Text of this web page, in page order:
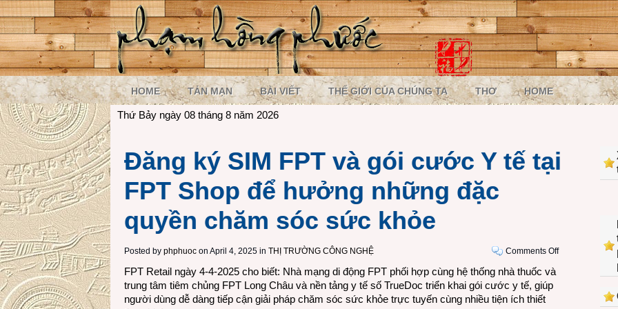
HOME TẢN MẠN BÀI VIẾT THẾ GIỚI CỦA CHÚNG TA THƠ HOME
Thứ Bảy ngày 08 tháng 8 năm 2026
Đăng ký SIM FPT và gói cước Y tế tại
FPT Shop để hưởng những đặc
quyền chăm sóc sức khỏe
Posted by phphuoc on April 4, 2025 in THỊ TRƯỜNG CÔNG NGHỆ Comments Offon
FPT Retail ngày 4-4-2025 cho biết: Nhà mạng di động FPT phối hợp cùng hệ thống nhà thuốc và
trung tâm tiêm chủng FPT Long Châu và nền tảng y tế số TrueDoc triển khai gói cước y tế, giúp
người dùng dễ dàng tiếp cận giải pháp chăm sóc sức khỏe trực tuyến cùng nhiều tiện ích thiết